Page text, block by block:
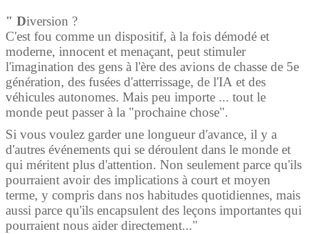
" Diversion ?
C'est fou comme un dispositif, à la fois démodé et
moderne, innocent et menaçant, peut stimuler
l'imagination des gens à l'ère des avions de chasse de 5e
génération, des fusées d'atterrissage, de l'IA et des
véhicules autonomes. Mais peu importe ... tout le
monde peut passer à la "prochaine chose".
Si vous voulez garder une longueur d'avance, il y a
d'autres événements qui se déroulent dans le monde et
qui méritent plus d'attention. Non seulement parce qu'ils
pourraient avoir des implications à court et moyen
terme, y compris dans nos habitudes quotidiennes, mais
aussi parce qu'ils encapsulent des leçons importantes qui
pourraient nous aider directement..."